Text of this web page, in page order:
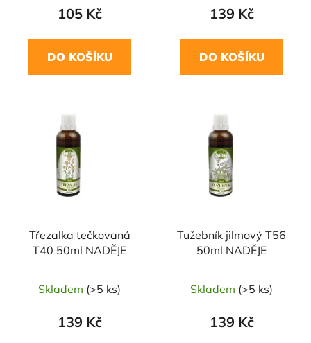
105 Kč
DO KOŠÍKU
139 Kč
DO KOŠÍKU
Třezalka tečkovaná
T40 50ml NADĚJE
Skladem (>5 ks)
139 Kč
Tužebník jilmový T56
50ml NADĚJE
Skladem (>5 ks)
139 Kč